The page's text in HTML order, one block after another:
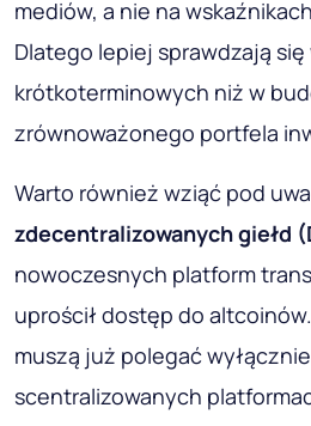
mediów, a nie na
Dlatego lepiej sprawdzają
krótkoterminowych niż w
zrównoważonego portfela
Warto również wziąć pod
zdecentralizowanych giełd
nowoczesnych platform
uprościł dostęp do
muszą już polegać
scentralizowanych